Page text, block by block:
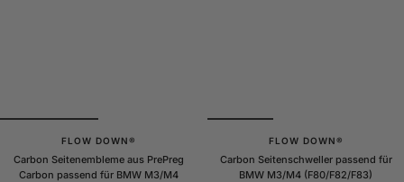
FLOW DOWN®
Carbon Seitenembleme aus PrePreg
Carbon passend für BMW M3/M4
FLOW DOWN®
Carbon Seitenschweller passend für
BMW M3/M4 (F80/F82/F83)